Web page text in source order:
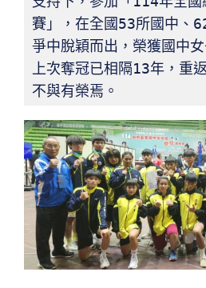
賽」，在全國53所國中、
爭中脫穎而出，榮獲國中
上次奪冠已相隔13年，重
不與有榮焉。